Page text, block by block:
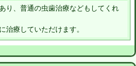
り、普通の虫歯治療などもしてくれ
治療していただけます。